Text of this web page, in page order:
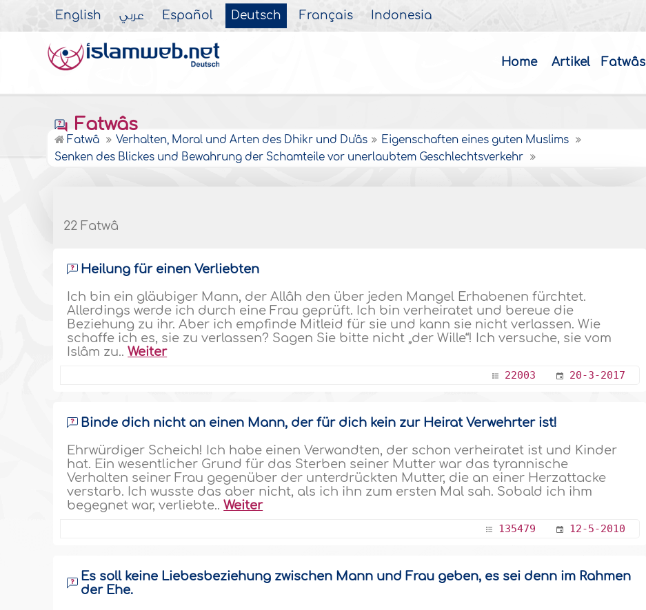
English عربي Español Deutsch Français Indonesia
Home Artikel Fatwâs
Fatwâs
Fatwâ Verhalten, Moral und Arten des Dhikr und Du'âs
Eigenschaften eines guten Muslims
Senken des Blickes und Bewahrung der Schamteile vor unerlaubtem Geschlechtsverkehr
22 Fatwâ
Heilung für einen Verliebten
Ich bin ein gläubiger Mann, der Allâh den über jeden Mangel Erhabenen fürchtet.
Allerdings werde ich durch eine Frau geprüft. Ich bin verheiratet und bereue die
Beziehung zu ihr. Aber ich empfinde Mitleid für sie und kann sie nicht verlassen. Wie
schaffe ich es, sie zu verlassen? Sagen Sie bitte nicht „der Wille“! Ich versuche, sie vom
Islâm zu..Weiter
22003 20-3-2017
Binde dich nicht an einen Mann, der für dich kein zur Heirat Verwehrter ist!
Ehrwürdiger Scheich! Ich habe einen Verwandten, der schon verheiratet ist und Kinder
hat. Ein wesentlicher Grund für das Sterben seiner Mutter war das tyrannische
Verhalten seiner Frau gegenüber der unterdrückten Mutter, die an einer Herzattacke
verstarb. Ich wusste das aber nicht, als ich ihn zum ersten Mal sah. Sobald ich ihm
begegnet war, verliebte..Weiter
135479 12-5-2010
Es soll keine Liebesbeziehung zwischen Mann und Frau geben, es sei denn im Rahmen
der Ehe.